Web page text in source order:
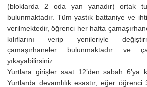
(bloklarda 2 oda yan yanadır) ortak
bulunmaktadır. Tüm yastık battaniye ve
verilmektedir, öğrenci her hafta
kılıflarını verip yenileriyle
çamaşırhaneler bulunmaktadır ve
yıkayabilirsiniz.
Yurtlara girişler saat 12’den sabah 6’ya
Yurtlarda devamlılık esastır, eğer